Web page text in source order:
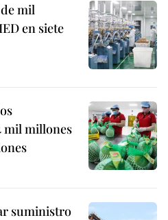
mil
en siete
mil millones
suministro